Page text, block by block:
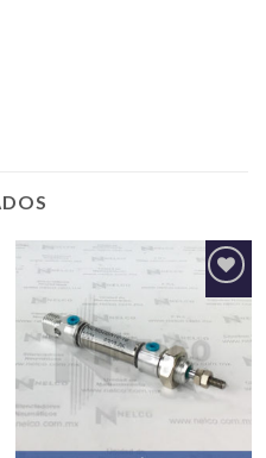
Agregar
a la
Lista de
deseos